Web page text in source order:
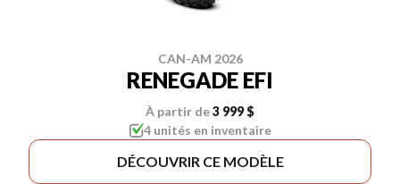
CAN-AM 2026
RENEGADE EFI
À partir de3 999 $
4 unités en inventaire
DÉCOUVRIR CE MODÈLE